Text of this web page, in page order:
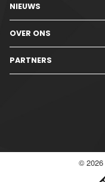
NIEUWS
OVER ONS
PARTNERS
© 2026